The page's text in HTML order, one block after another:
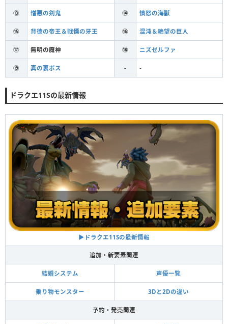
⑬ 憎悪の剣鬼 ⑭ 憤怒の海獣
⑮ 背徳の帝王＆戦慄の牙王 ⑯ 混沌＆絶望の巨人
⑰ 無明の魔神 ⑱ ニズゼルファ
⑲ 真の裏ボス - -
ドラクエ11Sの最新情報
▶︎ドラクエ11Sの最新情報
追加・新要素関連
結婚システム 声優一覧
乗り物モンスター 3Dと2Dの違い
予約・発売関連